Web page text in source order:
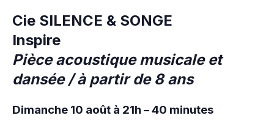
Cie SILENCE & SONGE
Inspire
Pièce acoustique musicale et
dansée / à partir de 8 ans
Dimanche 10 août à 21h – 40 minutes